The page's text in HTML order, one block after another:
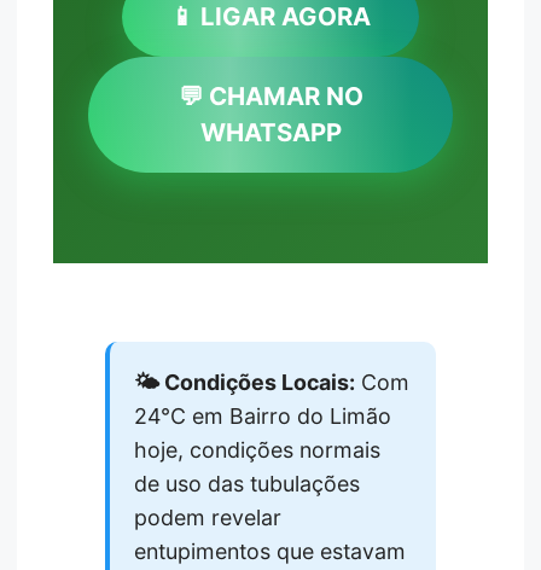
📱 LIGAR AGORA
💬 CHAMAR NO
WHATSAPP
🌤️ Condições Locais: Com
24°C em Bairro do Limão
hoje, condições normais
de uso das tubulações
podem revelar
entupimentos que estavam